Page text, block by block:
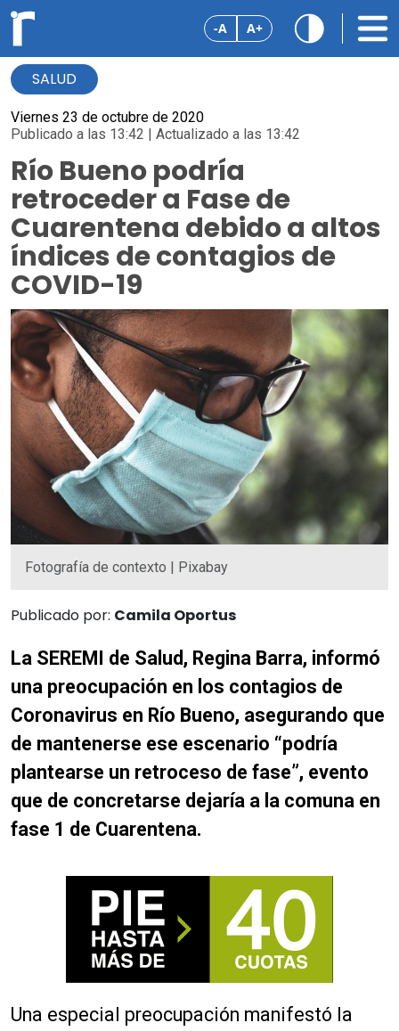
-A A+
SALUD
Viernes 23 de octubre de 2020
Publicado a las 13:42 | Actualizado a las 13:42
Río Bueno podría
retroceder a Fase de
Cuarentena debido a altos
índices de contagios de
COVID-19
Fotografía de contexto | Pixabay
Publicado por: Camila Oportus
La SEREMI de Salud, Regina Barra, informó
una preocupación en los contagios de
Coronavirus en Río Bueno, asegurando que
de mantenerse ese escenario “podría
plantearse un retroceso de fase”, evento
que de concretarse dejaría a la comuna en
fase 1 de Cuarentena.
Una especial preocupación manifestó la